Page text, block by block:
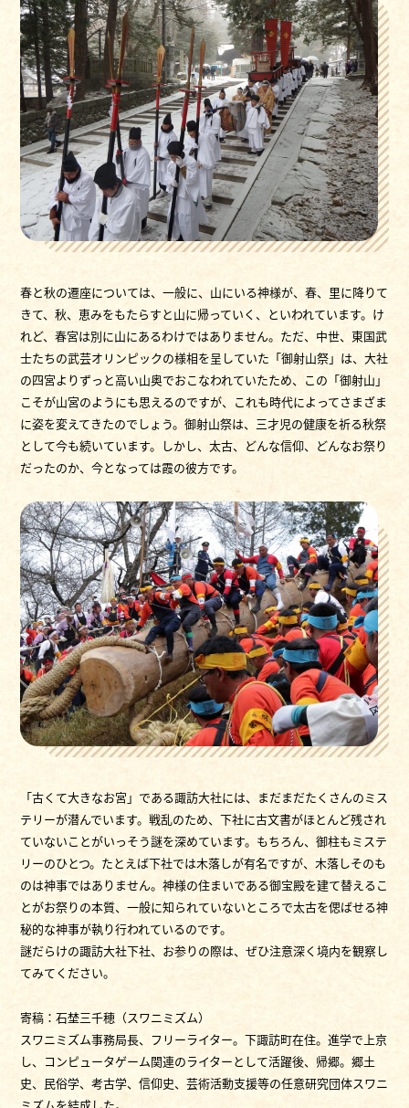
春と秋の遷座については、一般に、山にいる神様が、春、里に降りて
きて、秋、恵みをもたらすと山に帰っていく、といわれています。け
れど、春宮は別に山にあるわけではありません。ただ、中世、東国武
士たちの武芸オリンピックの様相を呈していた「御射山祭」は、大社
の四宮よりずっと高い山奥でおこなわれていたため、この「御射山」
こそが山宮のようにも思えるのですが、これも時代によってさまざま
に姿を変えてきたのでしょう。御射山祭は、三才児の健康を祈る秋祭
として今も続いています。しかし、太古、どんな信仰、どんなお祭り
だったのか、今となっては霞の彼方です。
「古くて大きなお宮」である諏訪大社には、まだまだたくさんのミス
テリーが潜んでいます。戦乱のため、下社に古文書がほとんど残され
ていないことがいっそう謎を深めています。もちろん、御柱もミステ
リーのひとつ。たとえば下社では木落しが有名ですが、木落しそのも
のは神事ではありません。神様の住まいである御宝殿を建て替えるこ
とがお祭りの本質、一般に知られていないところで太古を偲ばせる神
秘的な神事が執り行われているのです。
謎だらけの諏訪大社下社、お参りの際は、ぜひ注意深く境内を観察し
てみてください。
寄稿：石埜三千穂（スワニミズム）
スワニミズム事務局長、フリーライター。下諏訪町在住。進学で上京
し、コンピュータゲーム関連のライターとして活躍後、帰郷。郷土
史、民俗学、考古学、信仰史、芸術活動支援等の任意研究団体スワニ
ミズムを結成した。